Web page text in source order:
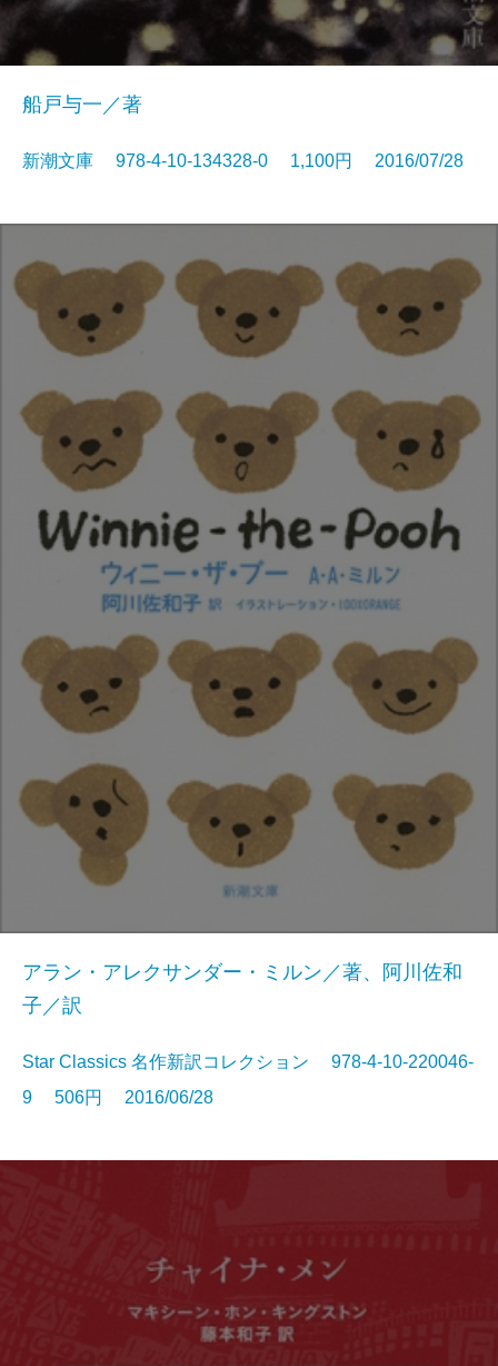
船戸与一／著
新潮文庫 978-4-10-134328-0 1,100円 2016/07/28
アラン・アレクサンダー・ミルン／著、阿川佐和
子／訳
Star Classics 名作新訳コレクション 978-4-10-220046-
9 506円 2016/06/28